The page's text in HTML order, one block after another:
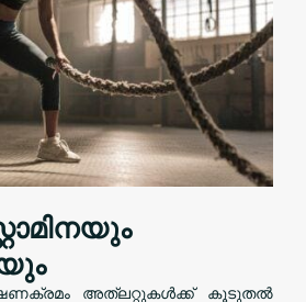
അത്‌ലറ്റുകൾക്ക് കൂടുതൽ